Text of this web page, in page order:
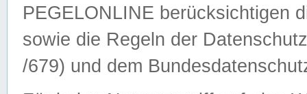
PEGELONLINE berücksichtigen
sowie die Regeln der
/679) und dem